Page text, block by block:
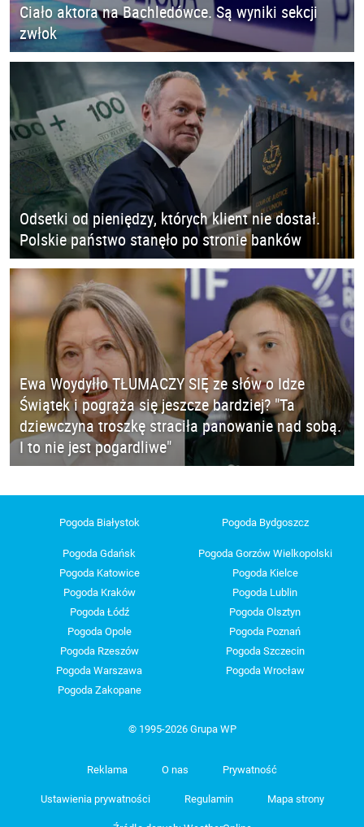
Ciało aktora na Bachledówce. Są wyniki sekcji
zwłok
Odsetki od pieniędzy, których klient nie dostał.
Polskie państwo stanęło po stronie banków
Ewa Woydyłło TŁUMACZY SIĘ ze słów o Idze
Świątek i pogrąża się jeszcze bardziej? "Ta
dziewczyna troszkę straciła panowanie nad sobą.
I to nie jest pogardliwe"
Pogoda Białystok Pogoda Bydgoszcz
Pogoda Gdańsk
Pogoda Gorzów Wielkopolski
Pogoda Katowice
Pogoda Kielce
Pogoda Kraków
Pogoda Lublin
Pogoda Łódź
Pogoda Olsztyn
Pogoda Opole
Pogoda Poznań
Pogoda Rzeszów
Pogoda Szczecin
Pogoda Warszawa
Pogoda Wrocław
Pogoda Zakopane
© 1995-2026 Grupa WP
Reklama O nas Prywatność
Ustawienia prywatności Regulamin Mapa strony